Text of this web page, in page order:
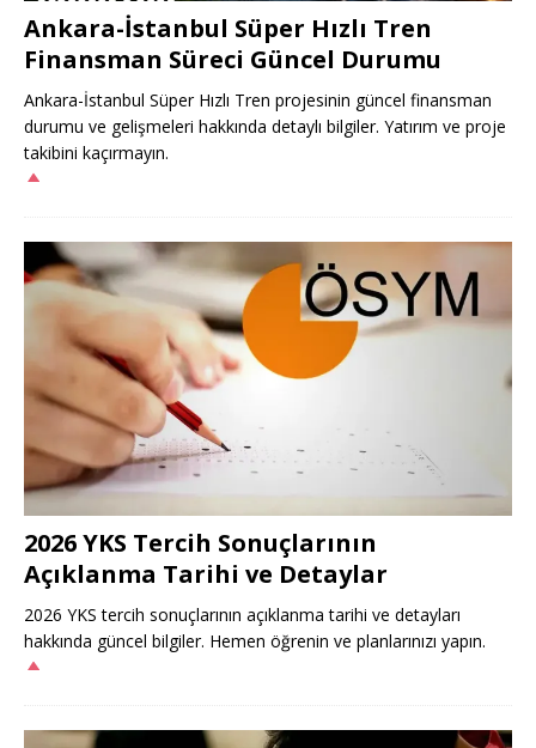
Ankara-İstanbul Süper Hızlı Tren
Finansman Süreci Güncel Durumu
Ankara-İstanbul Süper Hızlı Tren projesinin güncel finansman
durumu ve gelişmeleri hakkında detaylı bilgiler. Yatırım ve proje
takibini kaçırmayın.
2026 YKS Tercih Sonuçlarının
Açıklanma Tarihi ve Detaylar
2026 YKS tercih sonuçlarının açıklanma tarihi ve detayları
hakkında güncel bilgiler. Hemen öğrenin ve planlarınızı yapın.